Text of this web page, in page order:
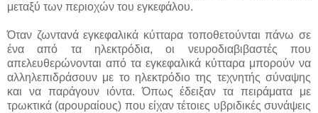
μεταξύ των περιοχών του εγκεφάλου.
Όταν ζωντανά εγκεφαλικά κύτταρα τοποθετούνται πάνω σε
ένα από τα ηλεκτρόδια, οι νευροδιαβιβαστές που
απελευθερώνονται από τα εγκεφαλικά κύτταρα μπορούν να
αλληλεπιδράσουν με το ηλεκτρόδιο της τεχνητής σύναψης
και να παράγουν ιόντα. Όπως έδειξαν τα πειράματα με
τρωκτικά (αρουραίους) που είχαν τέτοιες υβριδικές συνάψεις